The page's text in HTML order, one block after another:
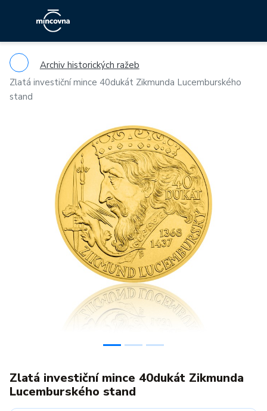
Archiv historických ražeb
Zlatá investiční mince 40dukát Zikmunda Lucemburského
stand
Zlatá investiční mince 40dukát Zikmunda
Lucemburského stand